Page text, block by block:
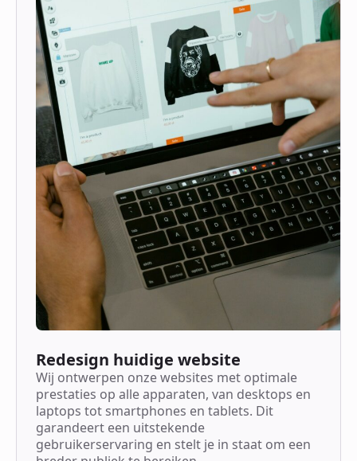
Redesign huidige website
Wij ontwerpen onze websites met optimale
prestaties op alle apparaten, van desktops en
laptops tot smartphones en tablets. Dit
garandeert een uitstekende
gebruikerservaring en stelt je in staat om een